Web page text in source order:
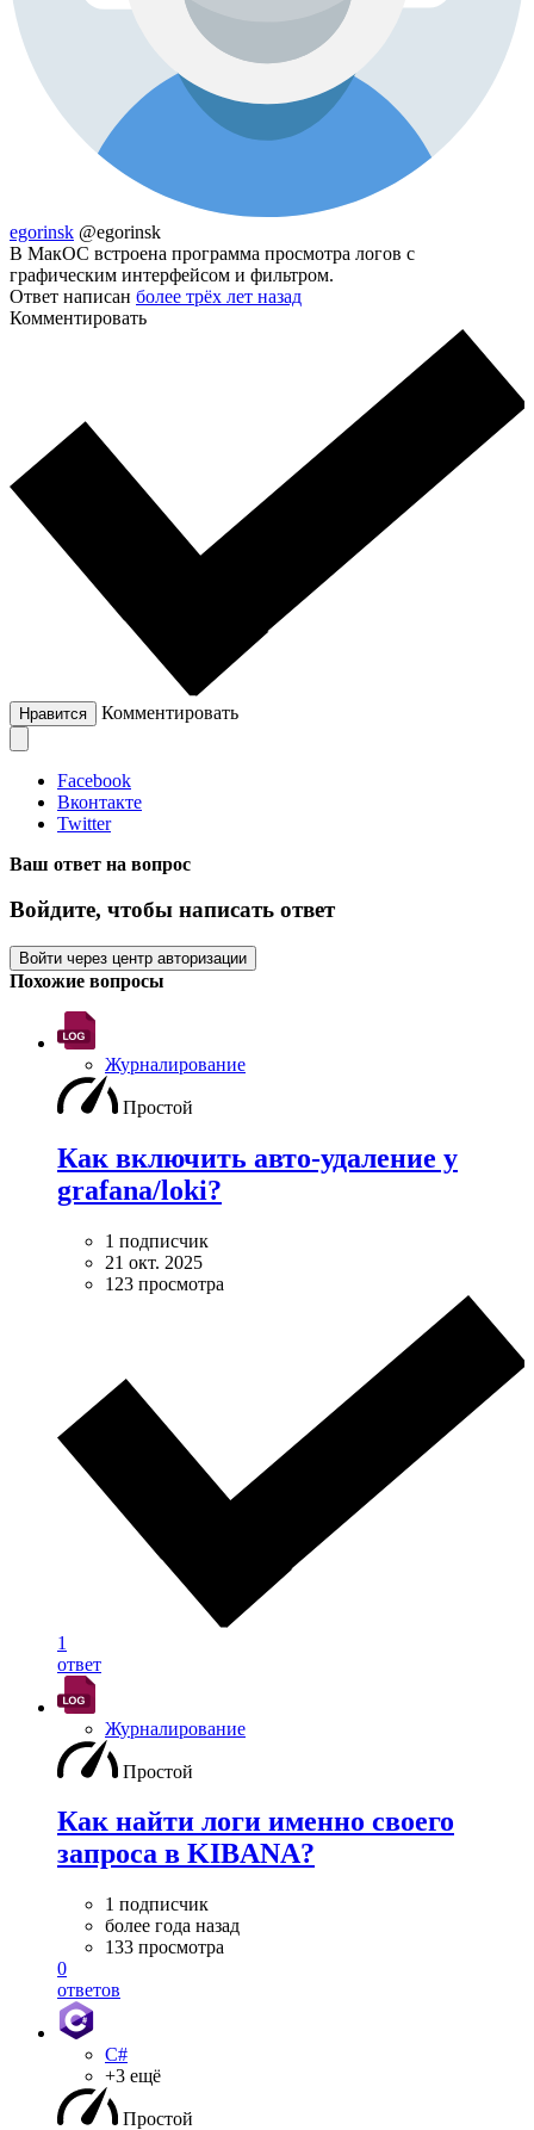
egorinsk @egorinsk
В МакОС встроена программа просмотра логов с
графическим интерфейсом и фильтром.
Ответ написан более трёх лет назад
Комментировать
Нравится Комментировать
Facebook
Вконтакте
Twitter
Ваш ответ на вопрос
Войдите, чтобы написать ответ
Войти через центр авторизации
Похожие вопросы
Журналирование
Простой
Как включить авто-удаление у
grafana/loki?
1 подписчик
21 окт. 2025
123 просмотра
1
ответ
Журналирование
Простой
Как найти логи именно своего
запроса в KIBANA?
1 подписчик
более года назад
133 просмотра
0
ответов
C#
+3 ещё
Простой